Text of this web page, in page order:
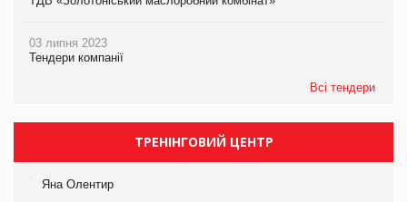
03 липня 2023
Тендери компанії
Всі тендери
ТРЕНІНГОВИЙ ЦЕНТР
Яна Олентир